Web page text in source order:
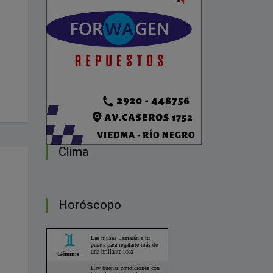
Clima
Horóscopo